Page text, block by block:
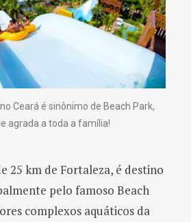
Ceará é sinônimo de Beach Park,
agrada a toda a família!
25 km de Fortaleza, é destino
pelo famoso Beach
complexos aquáticos da